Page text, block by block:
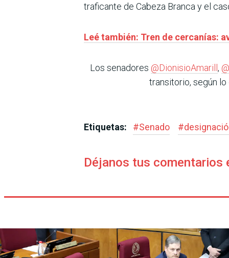
traficante de Cabeza Branca y el
Leé también: Tren de cercanías:
Los senadores @DionisioAmarill,
transitorio, según
Etiquetas: #Senado #
Déjanos tus comentarios